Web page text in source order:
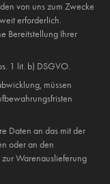
von uns zum Zwecke
erforderlich.
Bereitstellung Ihrer
1 lit. b) DSGVO.
müssen
Daten an das mit der
oder an den
Warenauslieferung